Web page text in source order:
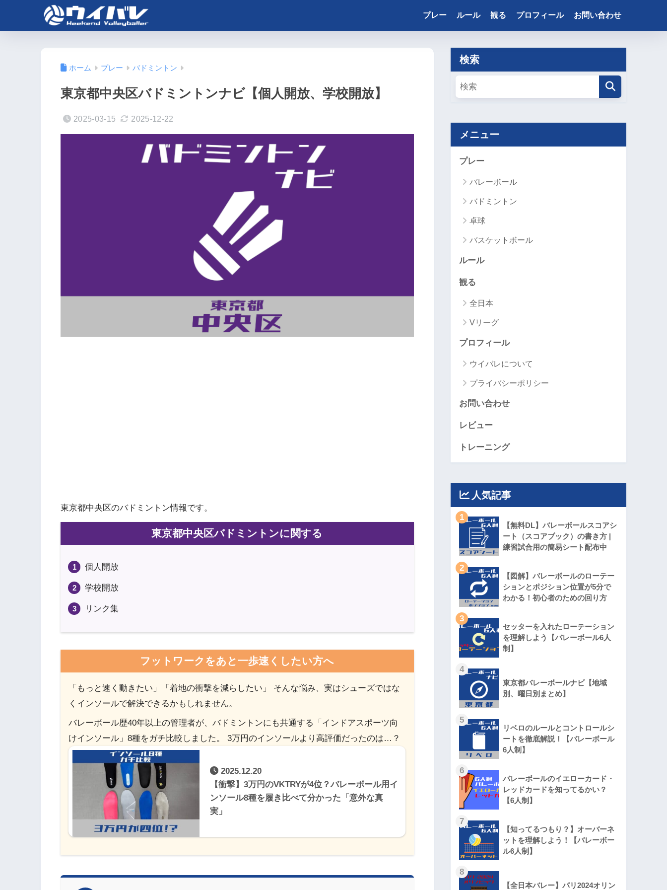
プレー ルール 観る プロフィール お問い合わせ
ホーム プレー バドミントン
東京都中央区バドミントンナビ【個人開放、学校開放】
2025-03-15 2025-12-22
東京都中央区のバドミントン情報です。
東京都中央区バドミントンに関する
個人開放
学校開放
リンク集
フットワークをあと一歩速くしたい方へ
「もっと速く動きたい」「着地の衝撃を減らしたい」 そんな悩み、実はシューズではな
くインソールで解決できるかもしれません。
バレーボール歴40年以上の管理者が、バドミントンにも共通する「インドアスポーツ向
けインソール」8種をガチ比較しました。 3万円のインソールより高評価だったのは…？
2025.12.20
【衝撃】3万円のVKTRYが4位？バレーボール用イ
ンソール8種を履き比べて分かった「意外な真
実」
検索
メニュー
プレー
バレーボール
バドミントン
卓球
バスケットボール
ルール
観る
全日本
Vリーグ
プロフィール
ウイバレについて
プライバシーポリシー
お問い合わせ
レビュー
トレーニング
人気記事
1
【無料DL】バレーボールスコアシ
ート（スコアブック）の書き方 |
練習試合用の簡易シート配布中
2
【図解】バレーボールのローテー
ションとポジション位置が5分で
わかる！初心者のための回り方
3
セッターを入れたローテーション
を理解しよう【バレーボール6人
制】
4
東京都バレーボールナビ【地域
別、曜日別まとめ】
5
リベロのルールとコントロールシ
ートを徹底解説！【バレーボール
6人制】
6
バレーボールのイエローカード・
レッドカードを知ってるかい？
【6人制】
7
【知ってるつもり？】オーバーネ
ットを理解しよう！【バレーボー
ル6人制】
8
【全日本バレー】パリ2024オリン